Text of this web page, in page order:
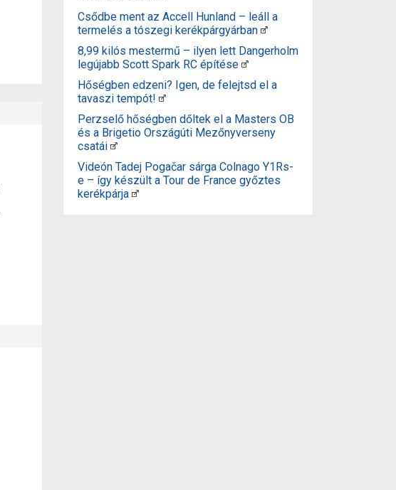
Csődbe ment az Accell Hunland – leáll a
termelés a tószegi kerékpárgyárban
8,99 kilós mestermű – ilyen lett Dangerholm
legújabb Scott Spark RC építése
Hőségben edzeni? Igen, de felejtsd el a
tavaszi tempót!
Perzselő hőségben dőltek el a Masters OB
és a Brigetio Országúti Mezőnyverseny
csatái
Videón Tadej Pogačar sárga Colnago Y1Rs-
e – így készült a Tour de France győztes
kerékpárja